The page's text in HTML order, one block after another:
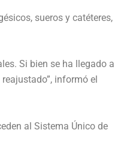
sueros y catéteres,
Si bien se ha llegado a
informó el
al Sistema Único de